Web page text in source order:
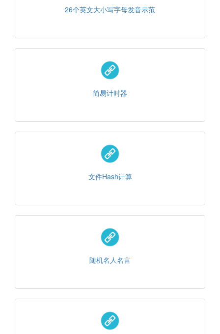
26个英文大小写字母发音示范
简易计时器
文件Hash计算
随机名人名言